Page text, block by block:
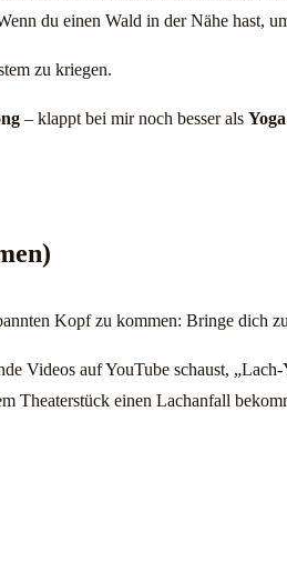
du einen Wald in der Nähe hast,
zu kriegen.
– klappt bei mir noch besser als Yoga
Kopf zu kommen: Bringe dich
Videos auf YouTube schaust,
Theaterstück einen Lachanfall